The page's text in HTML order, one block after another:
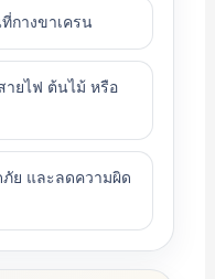
กางขาเครน
ายไฟ ต้นไม้ หรือ
ย และลดความผิด